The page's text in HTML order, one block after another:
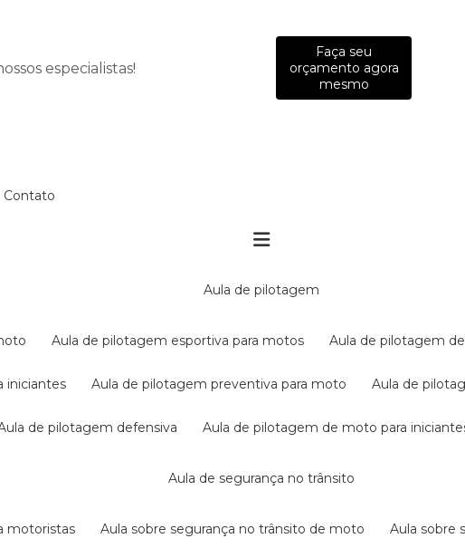
especialistas!
Faça seu
orçamento agora
mesmo
Contato
aula de pilotagem
aula de pilotagem esportiva para motos aula de pilotagem
iniciantes aula de pilotagem preventiva para moto aula de
aula de pilotagem defensiva aula de pilotagem de moto para
aula de segurança no trânsito
motoristas aula sobre segurança no trânsito de moto aula